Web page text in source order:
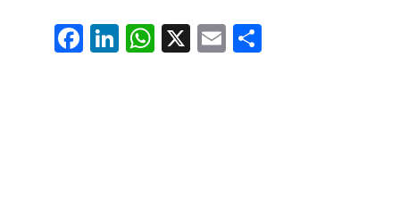
Fa
ce
Li
nk
W
ha
X E
m
Pa